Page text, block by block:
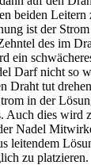
beiden Leitern
ist der
des im
ein
Darf nicht so
Draht tut
in der
Auch dies wird
Nadel
leitendem
zu platzieren.